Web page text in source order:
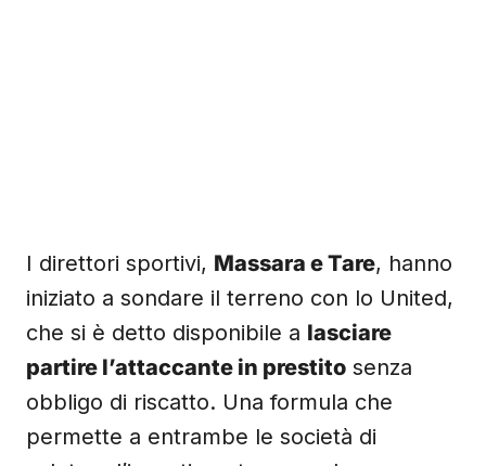
I direttori sportivi, Massara e Tare, hanno
iniziato a sondare il terreno con lo United,
che si è detto disponibile a lasciare
partire l’attaccante in prestito senza
obbligo di riscatto. Una formula che
permette a entrambe le società di